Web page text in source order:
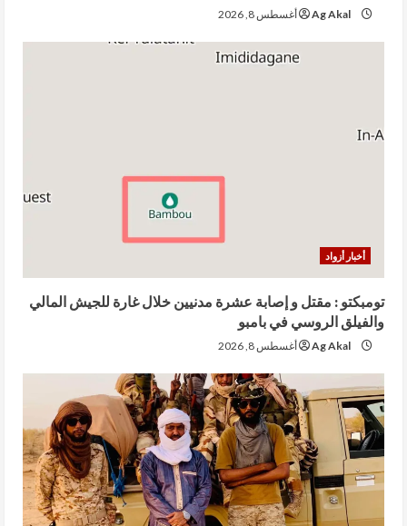
Ag Akal أغسطس 8, 2026
أخبار أزواد
تومبكتو : مقتل و إصابة عشرة مدنيين خلال غارة للجيش المالي
والفيلق الروسي في بامبو
Ag Akal أغسطس 8, 2026